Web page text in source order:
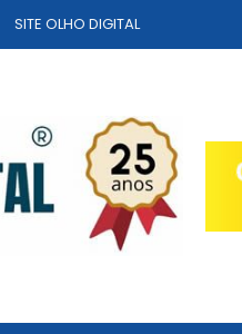
SITE OLHO DIGITAL